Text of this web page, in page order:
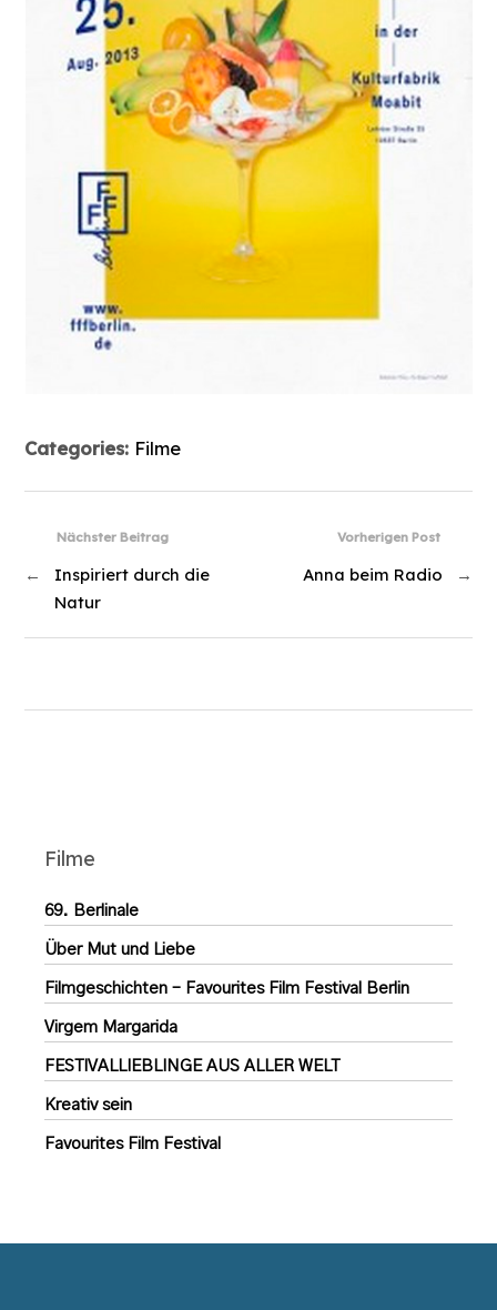
Categories: Filme
Vorherigen Post
Anna beim Radio →
Nächster Beitrag
←
Inspiriert durch die
Natur
Filme
69. Berlinale
Über Mut und Liebe
Filmgeschichten – Favourites Film Festival Berlin
Virgem Margarida
FESTIVALLIEBLINGE AUS ALLER WELT
Kreativ sein
Favourites Film Festival